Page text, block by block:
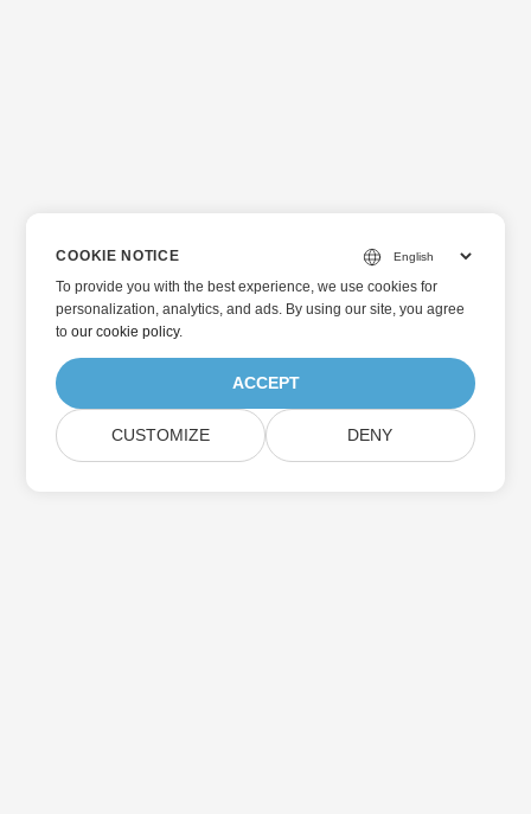
COOKIE NOTICE
To provide you with the best experience, we use cookies for
personalization, analytics, and ads. By using our site, you agree
toour cookie policy.
ACCEPT
CUSTOMIZE DENY